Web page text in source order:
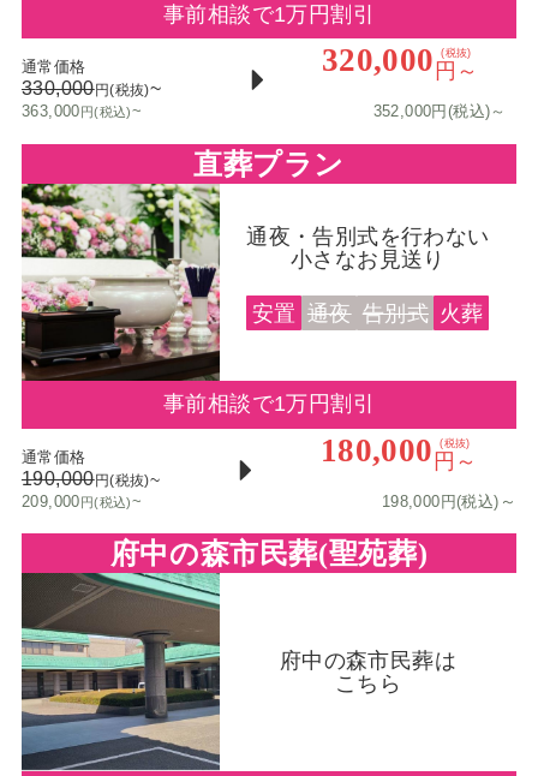
事前相談で1万円割引
通常価格
330,000円(税抜)~
363,000円(税込)~
320,000 (税抜)
円～
352,000円(税込)～
直葬プラン
通夜・告別式を行わない
小さなお見送り
安置 通夜 告別式 火葬
事前相談で1万円割引
通常価格
190,000円(税抜)~
209,000円(税込)~
180,000 (税抜)
円～
198,000円(税込) ～
府中の森市民葬(聖苑葬)
府中の森市民葬は
こちら